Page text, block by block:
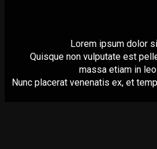
Lorem ipsum
Quisque non vulputate
massa
Nunc placerat venenatis ex,